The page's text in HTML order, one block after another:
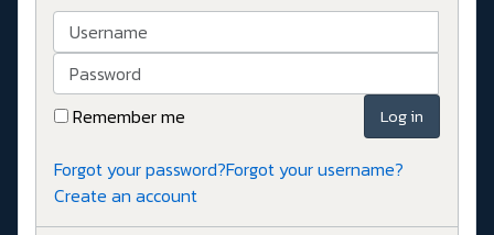
Username
Password
Remember me
Log in
Forgot your password?Forgot your username?
Create an account